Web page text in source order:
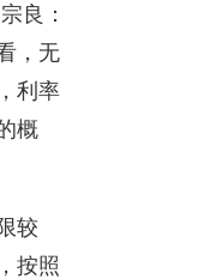
良：
，无
利率
概
较
按照